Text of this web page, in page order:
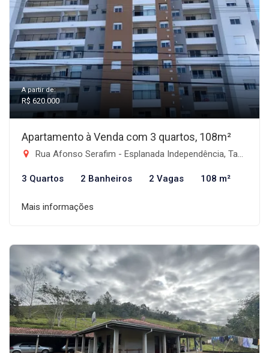
A partir de:
R$ 620.000
Apartamento à Venda com 3 quartos, 108m²
Rua Afonso Serafim - Esplanada Independência, Taubaté-SP
3 Quartos 2 Banheiros 2 Vagas 108 m²
Mais informações